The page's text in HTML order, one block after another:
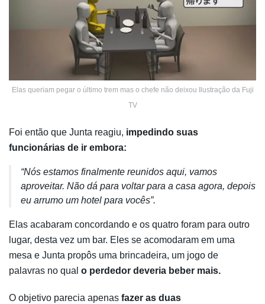
Elas queriam pegar o último trem mas o chefe não deixou Ilustração da Fuji
TV
Foi então que Junta reagiu, impedindo suas
funcionárias de ir embora:
“Nós estamos finalmente reunidos aqui, vamos
aproveitar. Não dá para voltar para a casa agora, depois
eu arrumo um hotel para vocês”.
Elas acabaram concordando e os quatro foram para outro
lugar, desta vez um bar. Eles se acomodaram em uma
mesa e Junta propôs uma brincadeira, um jogo de
palavras no qual o perdedor deveria beber mais.
O objetivo parecia apenas fazer as duas